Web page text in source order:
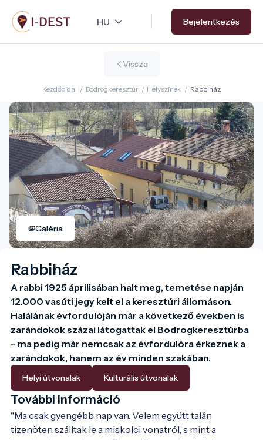
Ugrás
a
tartalomra
Bejelentkezés
Vissza
Kezdőoldal / Bodrogkeresztúr / Helyszínek / Rabbiház
Galéria
Rabbiház
A rabbi 1925 áprilisában halt meg, temetése napján
12.000 vasúti jegy kelt el a keresztúri állomáson.
Halálának évfordulóján már a következő években is
zarándokok százai látogattak el Bodrogkeresztúrba
- ma pedig már nemcsak az évfordulóra érkeznek a
zarándokok, hanem az év minden szakában.
Helyi útvonalak Kulturális útvonalak
További információ
"Ma csak gyengébb nap van. Velem együtt talán
tizenöten szálltak le a miskolci vonatról, s mint a